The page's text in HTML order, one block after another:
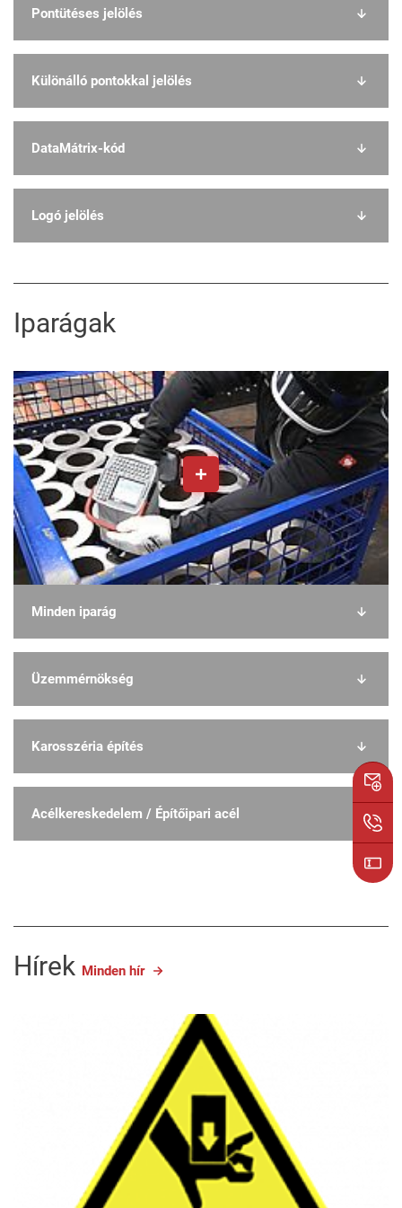
Pontütéses jelölés
Különálló pontokkal jelölés
DataMátrix-kód
Logó jelölés
Iparágak
Minden iparág
Üzemmérnökség
Karosszéria építés
Acélkereskedelem / Építőipari acél
Hírek Minden hír